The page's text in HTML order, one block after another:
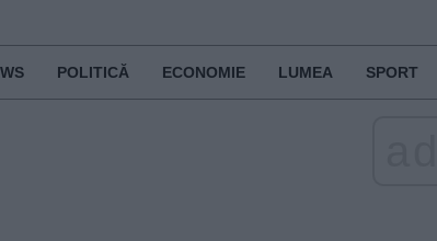
POLITICĂ ECONOMIE LUMEA SPORT